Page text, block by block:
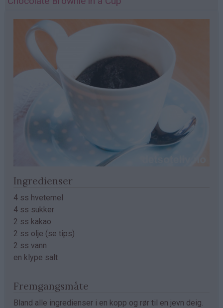
Ingredienser
4 ss hvetemel
4 ss sukker
2 ss kakao
2 ss olje (se tips)
2 ss vann
en klype salt
Fremgangsmåte
Bland alle ingredienser i en kopp og rør til en jevn deig.